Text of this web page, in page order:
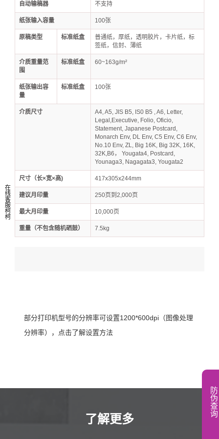
自动输稿器 不支持
纸张输入容量 100张
原稿类型 标准纸盒
普通纸，厚纸，透明胶片，卡片纸，标
签纸，信封、薄纸
介质重量范
围
标准纸盒 60~163g/m²
纸张输出容
量
标准纸盒 100张
介质尺寸
A4, A5, JIS B5, IS0 B5 , A6, Letter,
Legal,Executive, Folio, Oficio,
Statement, Japanese Postcard,
Monarch Env, DL Env, C5 Env, C6 Env,
No.10 Env, ZL, Big 16K, Big 32K, 16K,
32K,B6， Yougata4, Postcard,
Younaga3, Nagagata3, Yougata2
尺寸（长×宽×高) 417x305x244mm
建议月印量 250页到2,000页
最大月印量 10,000页
重量（不包含随机硒鼓） 7.5kg
部分打印机型号的分辨率可设置1200*600dpi（图像处理
分辨率），点击了解设置方法
了解更多
在
线
客
服
柯
柯
防
伪
查
询